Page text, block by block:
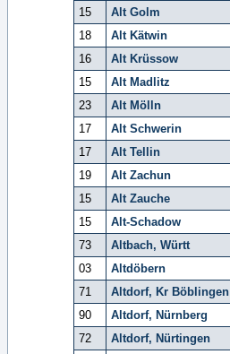
15
Alt Golm
18
Alt Kätwin
16
Alt Krüssow
15
Alt Madlitz
23
Alt Mölln
17
Alt Schwerin
17
Alt Tellin
19
Alt Zachun
15
Alt Zauche
15
Alt-Schadow
73
Altbach, Württ
03
Altdöbern
71
Altdorf, Kr Böblingen
90
Altdorf, Nürnberg
72
Altdorf, Nürtingen